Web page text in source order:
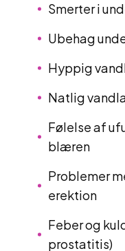
Smerter i
Ubehag
Hyppig
Natlig
Følelse af
blæren
Problemer
erektion
Feber og
prostatitis)